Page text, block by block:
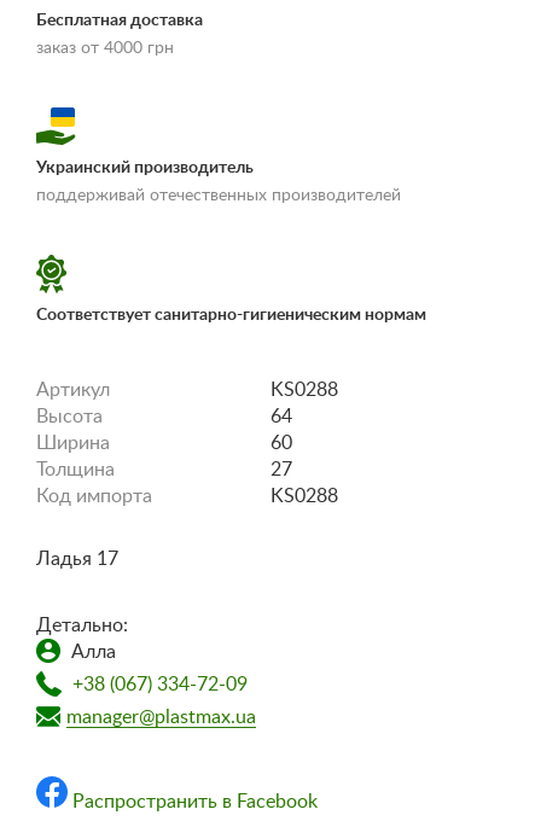
Бесплатная доставка
заказ от 4000 грн
доставки и оплаты»
Украинский производитель
поддерживай отечественных производителей
Соответствует санитарно-гигиеническим нормам
Артикул
KS0288
Высота
64
Ширина
60
Толщина
27
Код импорта
KS0288
Ладья 17
Детально:
Алла
+38 (067) 334-72-09
manager@plastmax.ua
Распространить в Facebook